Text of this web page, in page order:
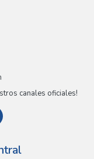
canales oficiales!